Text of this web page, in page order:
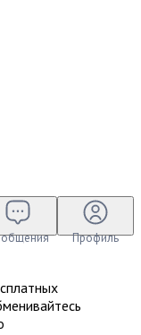
Профиль